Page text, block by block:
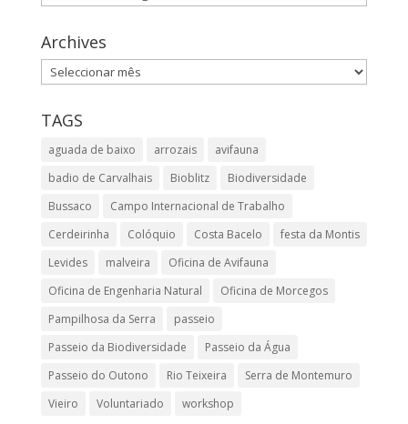
Archives
Archives
TAGS
aguada de baixo arrozais
avifauna
badio de Carvalhais
Bioblitz
Biodiversidade
Bussaco
Campo Internacional de Trabalho
Cerdeirinha
Colóquio Costa Bacelo
festa da Montis
Levides
malveira
Oficina de Avifauna
Oficina de Engenharia Natural
Oficina de Morcegos
Pampilhosa da Serra
passeio
Passeio da Biodiversidade
Passeio da Água
Passeio do Outono
Rio Teixeira
Serra de Montemuro
Vieiro
Voluntariado workshop